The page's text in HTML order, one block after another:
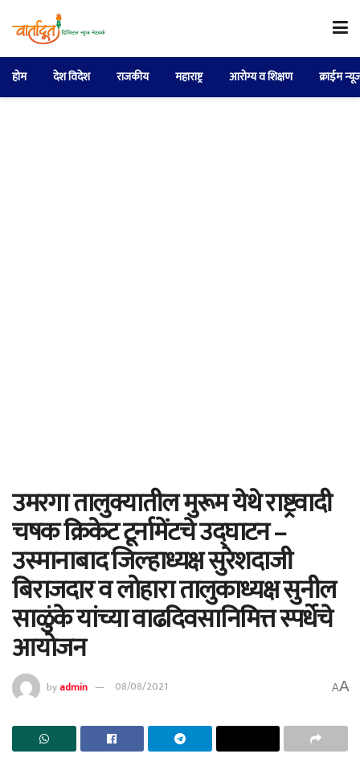
होम देश विदेश राजकीय महाराष्ट्र आरोग्य व शिक्षण क्राईम
उमरगा तालुक्यातील मुरूम येथे राष्ट्रवादी
चषक क्रिकेट टूर्नामेंटचे उद्घाटन –
उस्मानाबाद जिल्हाध्यक्ष सुरेशदाजी
बिराजदार व लोहारा तालुकाध्यक्ष सुनील
साळुंके यांच्या वाढदिवसानिमित्त स्पर्धेचे
आयोजन
byadmin 08/08/2021 AA